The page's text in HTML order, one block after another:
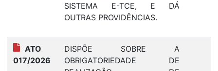
SISTEMA E-TCE, E DÁ
OUTRAS PROVIDÊNCIAS.
ATO
017/2026
DISPÕE SOBRE A
OBRIGATORIEDADE DE